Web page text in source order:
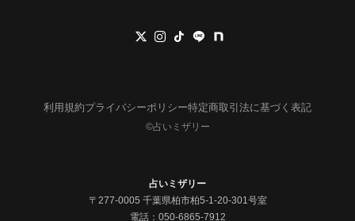
利用規約プライバシーポリシー特定商取引法に基づく表記
©︎占いミザリー
占いミザリー
〒277-0005 千葉県柏市柏5-1-20-301号室
電話： 050-6865-7912